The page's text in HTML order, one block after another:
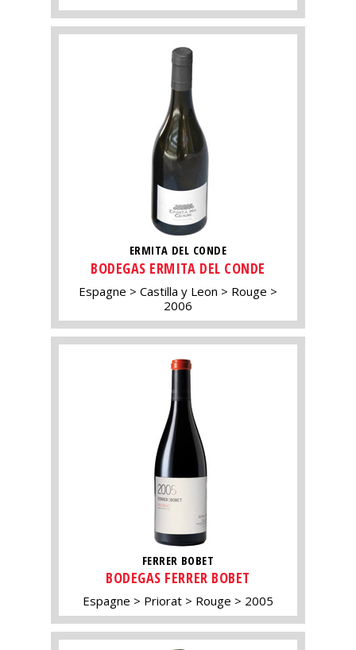
ERMITA DEL CONDE
BODEGAS ERMITA DEL CONDE
Espagne Castilla y Leon
Rouge
2006
FERRER BOBET
BODEGAS FERRER BOBET
Espagne Priorat Rouge 2005